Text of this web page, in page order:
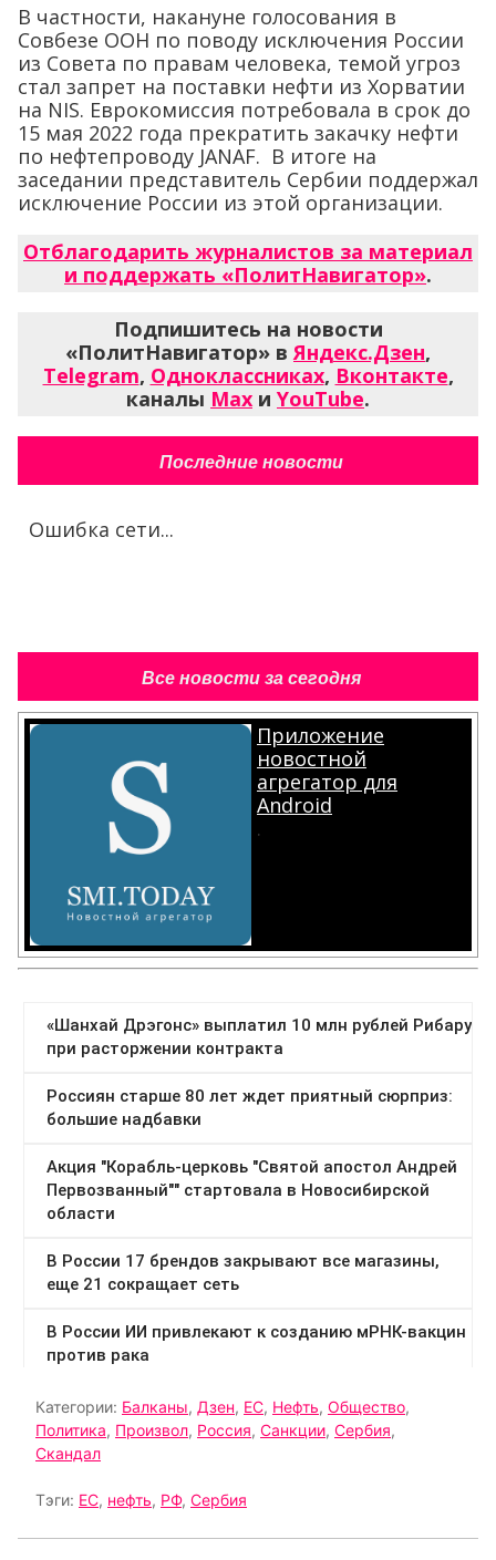
В частности, накануне голосования в
Совбезе ООН по поводу исключения России
из Совета по правам человека, темой угроз
стал запрет на поставки нефти из Хорватии
на NIS. Еврокомиссия потребовала в срок до
15 мая 2022 года прекратить закачку нефти
по нефтепроводу JANAF. В итоге на
заседании представитель Сербии поддержал
исключение России из этой организации.
Отблагодарить журналистов за материал
и поддержать «ПолитНавигатор».
Подпишитесь на новости
«ПолитНавигатор» вЯндекс.Дзен,
Telegram, Одноклассниках, Вконтакте,
каналы Max и YouTube.
Последние новости
Ошибка сети...
Все новости за сегодня
Приложение
новостной
агрегатор для
Android
.
Категории: Балканы, Дзен, ЕС, Нефть, Общество,
Политика, Произвол, Россия, Санкции, Сербия,
Скандал
Тэги: ЕС, нефть, РФ, Сербия